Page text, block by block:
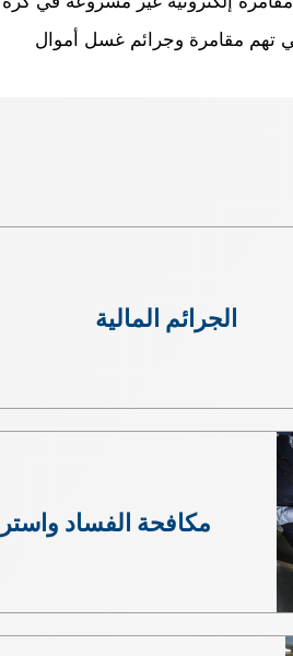
تهم مقامرة وجرائم غسل أموال
الجرائم المالية
مكافحة الفساد